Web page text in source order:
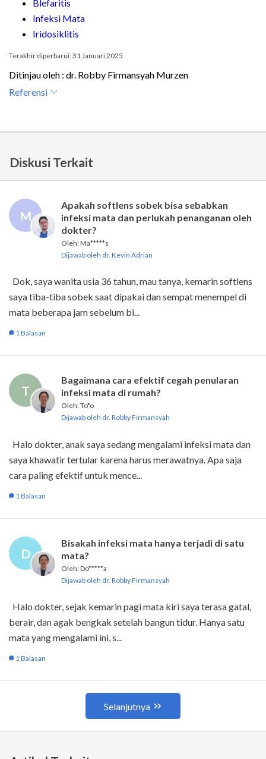
Blefaritis
Infeksi Mata
Iridosiklitis
Terakhir diperbarui: 31 Januari 2025